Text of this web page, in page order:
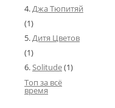
Джа Тюпитяй
(1)
Дитя Цветов
(1)
Solitude(1)
Топ за всё
время